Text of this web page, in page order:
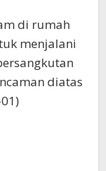
di rumah
menjalani
diatas